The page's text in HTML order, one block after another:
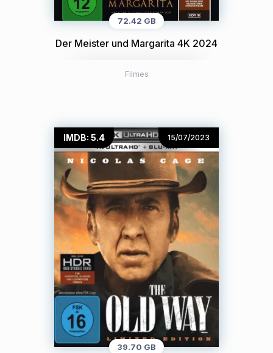
72.42 GB
Der Meister und Margarita 4K 2024
Filmes
IMDB: 5.4 15/07/2023
39.70 GB